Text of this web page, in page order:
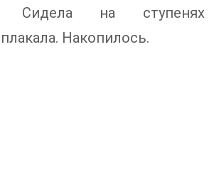
Сидела на ступенях
Накопилось.